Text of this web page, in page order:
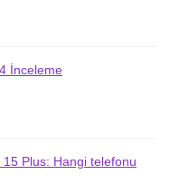
İnceleme
Plus: Hangi telefonu